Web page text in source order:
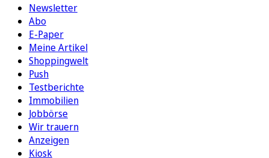
Newsletter
Abo
E-Paper
Meine Artikel
Shoppingwelt
Push
Testberichte
Immobilien
Jobbörse
Wir trauern
Anzeigen
Kiosk